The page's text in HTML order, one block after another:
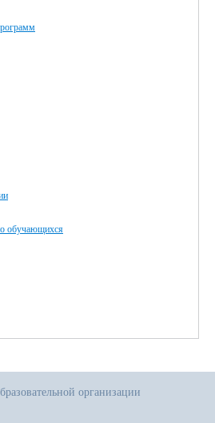
обучающихся
организации